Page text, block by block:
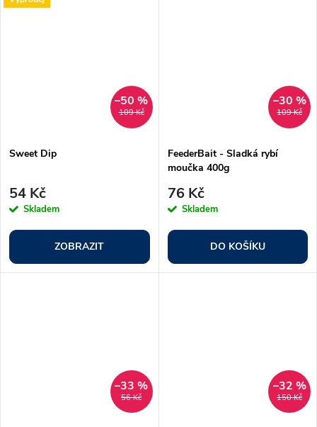
109 Kč
–50 %
Sweet Dip
54 Kč
Skladem
ZOBRAZIT
109 Kč
–30 %
FeederBait - Sladká rybí
moučka 400g
76 Kč
Skladem
DO KOŠÍKU
56 Kč
–33 %
150 Kč
–32 %